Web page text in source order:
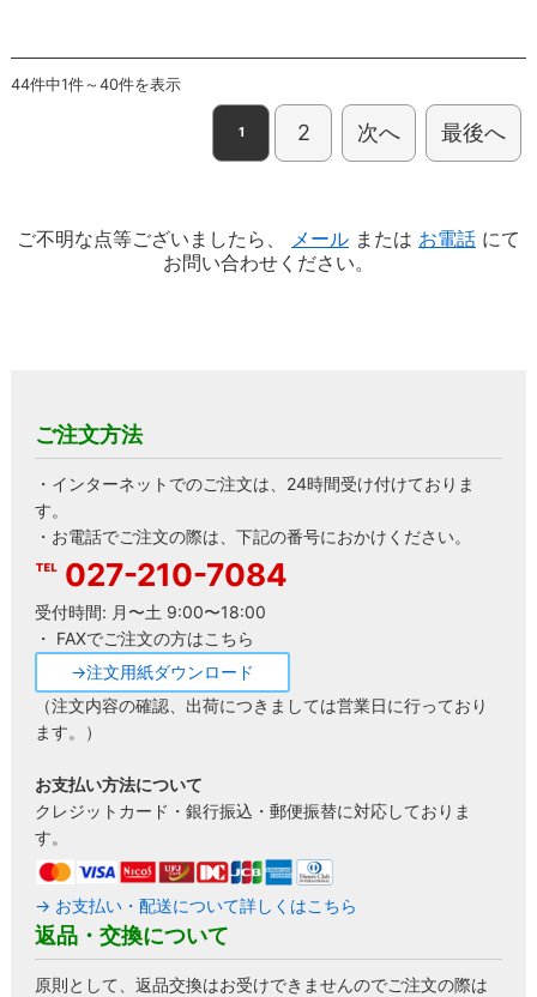
44件中1件～40件を表示
1 2 次へ 最後へ
ご不明な点等ございましたら、 メール または お電話 にて
お問い合わせください。
ご注文方法
・インターネットでのご注文は、24時間受け付けておりま
す。
・お電話でご注文の際は、下記の番号におかけください。
027-210-7084
受付時間: 月〜土 9:00〜18:00
・ FAXでご注文の方はこちら
→注文用紙ダウンロード
（注文内容の確認、出荷につきましては営業日に行っており
ます。）
お支払い方法について
クレジットカード・銀行振込・郵便振替に対応しておりま
す。
→ お支払い・配送について詳しくはこちら
返品・交換について
原則として、返品交換はお受けできませんのでご注文の際は